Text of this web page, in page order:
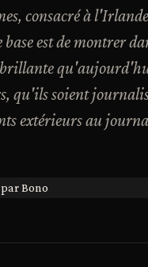
consacré à
est de montrer
qu'ils soient
extérieurs au